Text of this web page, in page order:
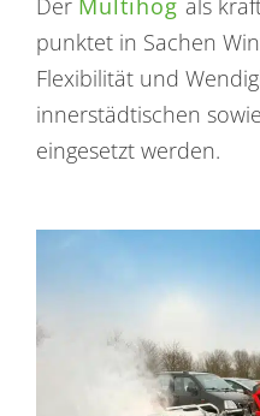
Der Multihog als
punktet in Sachen
Flexibilität und
innerstädtischen
eingesetzt werden.